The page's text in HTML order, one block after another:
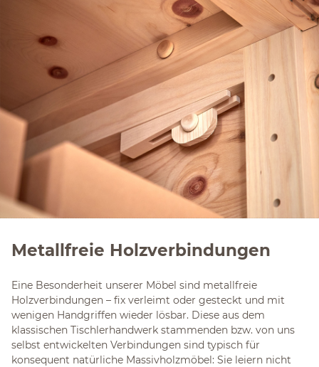
Metallfreie Holzverbindungen
Eine Besonderheit unserer Möbel sind metallfreie
Holzverbindungen – fix verleimt oder gesteckt und mit
wenigen Handgriffen wieder lösbar. Diese aus dem
klassischen Tischlerhandwerk stammenden bzw. von uns
selbst entwickelten Verbindungen sind typisch für
konsequent natürliche Massivholzmöbel: Sie leiern nicht